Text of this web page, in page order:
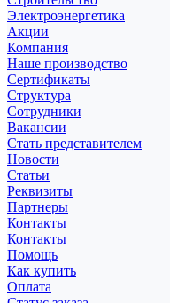
Электроэнергетика
Акции
Компания
Наше производство
Сертификаты
Структура
Сотрудники
Вакансии
Стать представителем
Новости
Статьи
Реквизиты
Партнеры
Контакты
Контакты
Помощь
Как купить
Оплата